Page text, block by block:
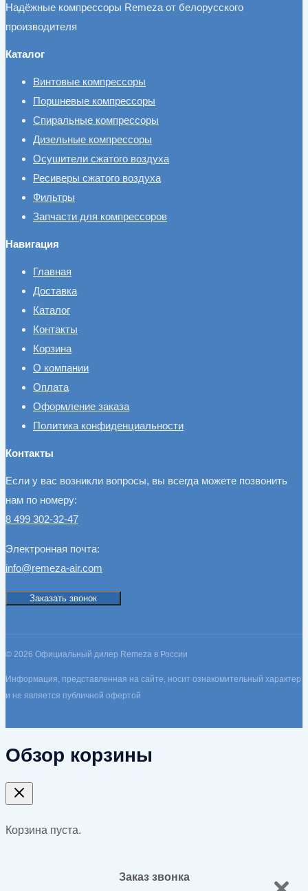
Надёжные компрессоры Remeza от белорусского
производителя
Каталог
Винтовые компрессоры
Поршневые компрессоры
Спиральные компрессоры
Дизельные компрессоры
Осушители сжатого воздуха
Ресиверы сжатого воздуха
Фильтры
Запчасти для компрессоров
Навигация
Главная
Доставка
Каталог
Контакты
Корзина
О компании
Оплата
Оформление заказа
Политика конфиденциальности
Контакты
Если у вас возникли вопросы, вы всегда можете позвонить
нам по номеру:
8 499 302-32-47
Электронная почта:
info@remeza-air.com
Заказать звонок
© 2026 Официальный дилер Remeza в России
Информация, представленная на сайте, носит ознакомительный характер
и не является публичной офертой
Обзор корзины
Корзина пуста.
Заказ звонка